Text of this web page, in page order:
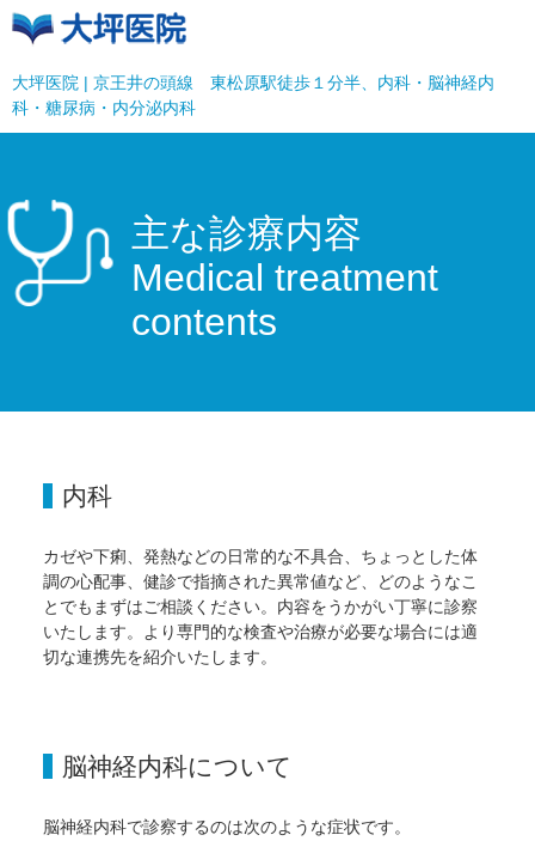
大坪医院 | 京王井の頭線 東松原駅徒歩１分半、内科・脳神経内
科・糖尿病・内分泌内科
主な診療内容
Medical treatment
contents
内科
カゼや下痢、発熱などの日常的な不具合、ちょっとした体
調の心配事、健診で指摘された異常値など、どのようなこ
とでもまずはご相談ください。内容をうかがい丁寧に診察
いたします。より専門的な検査や治療が必要な場合には適
切な連携先を紹介いたします。
脳神経内科について
脳神経内科で診察するのは次のような症状です。